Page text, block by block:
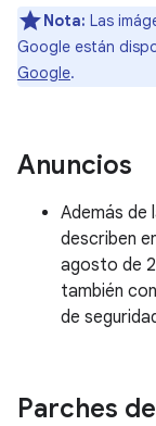
Nota: Las
Google están
Google.
Anuncios
Además de
describen
agosto de
también
de
Parches